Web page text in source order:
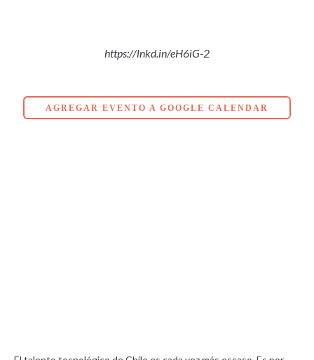
https://lnkd.in/eH6iG-2
AGREGAR EVENTO A GOOGLE CALENDAR